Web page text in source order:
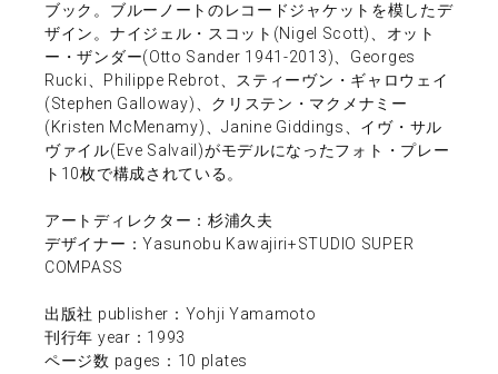
ブック。ブルーノートのレコードジャケットを模したデ
ザイン。ナイジェル・スコット(Nigel Scott)、オット
ー・ザンダー(Otto Sander 1941-2013)、Georges
Rucki、Philippe Rebrot、スティーヴン・ギャロウェイ
(Stephen Galloway)、クリステン・マクメナミー
(Kristen McMenamy)、Janine Giddings、イヴ・サル
ヴァイル(Eve Salvail)がモデルになったフォト・プレー
ト10枚で構成されている。
アートディレクター：杉浦久夫
デザイナー：Yasunobu Kawajiri+STUDIO SUPER
COMPASS
出版社 publisher：Yohji Yamamoto
刊行年 year：1993
ページ数 pages：10 plates